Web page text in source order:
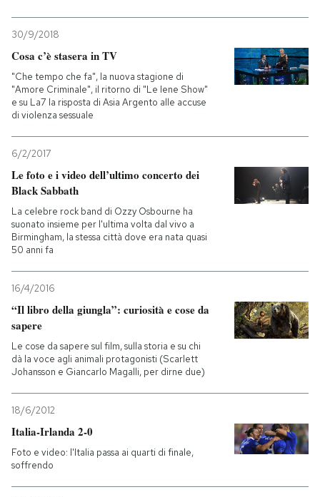
30/9/2018
Cosa c’è stasera in TV
"Che tempo che fa", la nuova stagione di
"Amore Criminale", il ritorno di "Le Iene Show"
e su La7 la risposta di Asia Argento alle accuse
di violenza sessuale
6/2/2017
Le foto e i video dell’ultimo concerto dei
Black Sabbath
La celebre rock band di Ozzy Osbourne ha
suonato insieme per l'ultima volta dal vivo a
Birmingham, la stessa città dove era nata quasi
50 anni fa
16/4/2016
“Il libro della giungla”: curiosità e cose da
sapere
Le cose da sapere sul film, sulla storia e su chi
dà la voce agli animali protagonisti (Scarlett
Johansson e Giancarlo Magalli, per dirne due)
18/6/2012
Italia-Irlanda 2-0
Foto e video: l'Italia passa ai quarti di finale,
soffrendo